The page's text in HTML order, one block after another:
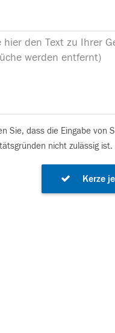
Sie, dass die Eingabe von
nicht zulässig ist.
Kerze